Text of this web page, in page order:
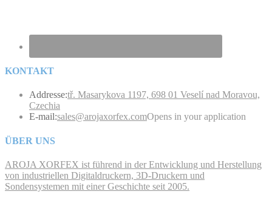
KONTAKT
Addresse:tř. Masarykova 1197, 698 01 Veselí nad Moravou,
Czechia
E-mail:sales@arojaxorfex.comOpens in your application
ÜBER UNS
AROJA XORFEX ist führend in der Entwicklung und Herstellung
von industriellen Digitaldruckern, 3D-Druckern und
Sondensystemen mit einer Geschichte seit 2005.